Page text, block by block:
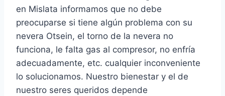
en Mislata informamos que no debe
preocuparse si tiene algún problema con su
nevera Otsein, el torno de la nevera no
funciona, le falta gas al compresor, no enfría
adecuadamente, etc. cualquier inconveniente
lo solucionamos. Nuestro bienestar y el de
nuestro seres queridos depende